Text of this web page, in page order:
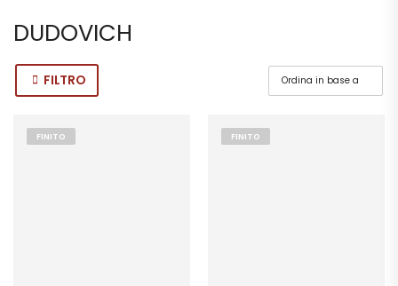
DUDOVICH
FILTRO
FINITO FINITO